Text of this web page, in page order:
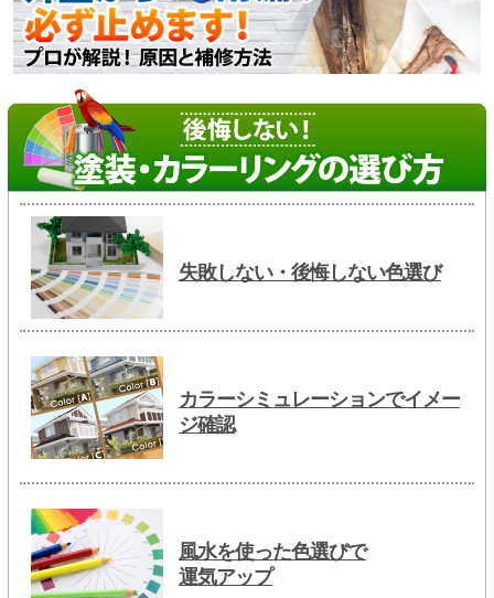
失敗しない・後悔しない色選び
カラーシミュレーションでイメー
ジ確認
風水を使った色選びで
運気アップ